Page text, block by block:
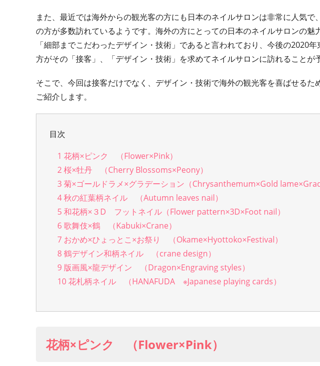
また、最近では海外からの観光客の方にも日本のネイルサロンは非常に人気
の方が多数訪れているようです。海外の方にとっての日本のネイルサロンの魅
「細部までこだわったデザイン・技術」であると言われており、今後の2020
方がその「接客」、「デザイン・技術」を求めてネイルサロンに訪れることが
そこで、今回は接客だけでなく、デザイン・技術で海外の観光客を喜ばせるた
ご紹介します。
目次
1 花柄×ピンク （Flower×Pink）
2桜×牡丹 （Cherry Blossoms×Peony）
3菊×ゴールドラメ×グラデーション（Chrysanthemum×Gold
4秋の紅葉柄ネイル （Autumn leaves nail）
5和花柄×３D フットネイル（Flower pattern×3D×Foot nail）
6歌舞伎×鶴 （Kabuki×Crane）
7 おかめ×ひょっとこ×お祭り （Okame×Hyottoko×Festival）
8鶴デザイン和柄ネイル （crane design）
9 版画風×龍デザイン （Dragon×Engraving styles）
10花札柄ネイル （HANAFUDA ※Japanese playing cards）
花柄×ピンク （Flower×Pink）